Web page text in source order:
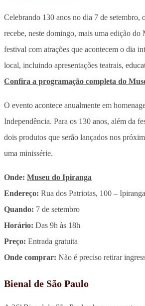
Celebrando 130 anos no dia 7 de setembro,
recebe, neste domingo, mais uma edição do
festival com atrações que acontecem o dia
local, incluindo apresentações teatrais,
Confira a programação completa do
O evento acontece anualmente em
Independência. Para os 130 anos, além da
dois produtos que serão lançados nos
uma minissérie.
Onde: Museu do Ipiranga
Endereço: Rua dos Patriotas, 100 – Ipiranga
Quando: 7 de setembro
Horário: Das 9h às 18h
Preço: Entrada gratuita
Onde comprar: Não é preciso retirar
Bienal de São Paulo